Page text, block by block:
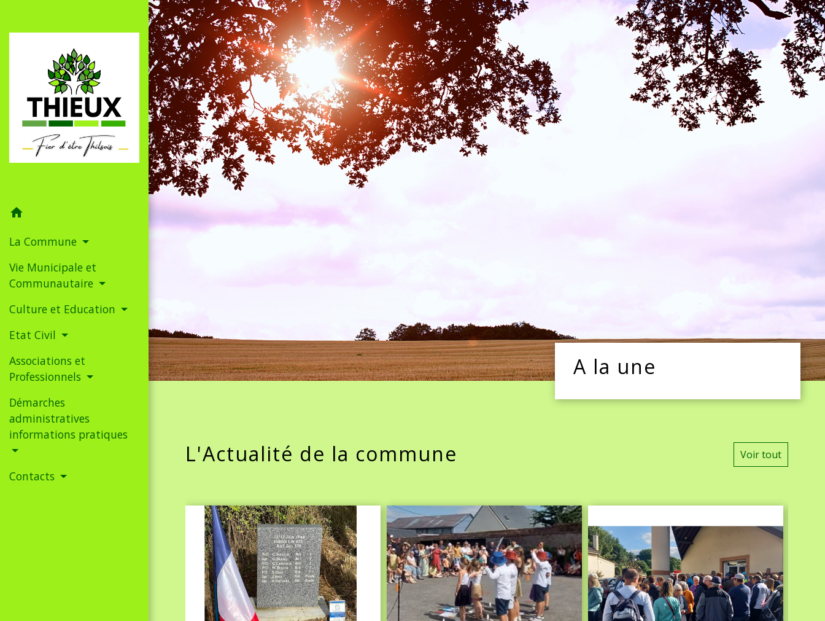
home
La Commune
Vie Municipale et
Communautaire
Culture et Education
Etat Civil
Associations et
Professionnels
Démarches
administratives
informations pratiques
Contacts
A la une
L'Actualité de la commune Voir tout